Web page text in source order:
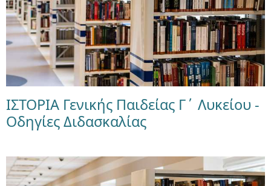
ΙΣΤΟΡΙΑ Γενικής Παιδείας Γ΄ Λυκείου -
Οδηγίες Διδασκαλίας